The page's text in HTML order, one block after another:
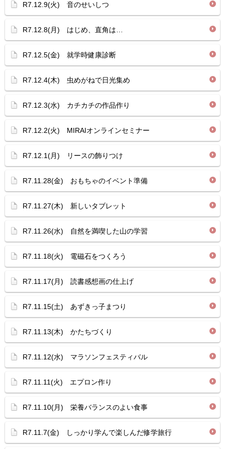
R7.12.9(火) 音のせいしつ
R7.12.8(月) はじめ、直角は…
R7.12.5(金) 就学時健康診断
R7.12.4(木) 虫めがねで日光集め
R7.12.3(水) カチカチの作品作り
R7.12.2(火) MIRAIオンラインセミナー
R7.12.1(月) リースの飾りつけ
R7.11.28(金) おもちゃのイベント準備
R7.11.27(木) 新しいタブレット
R7.11.26(水) 自然を満喫した山の学習
R7.11.18(火) 電磁石をつくろう
R7.11.17(月) 読書感想画の仕上げ
R7.11.15(土) あずきっ子まつり
R7.11.13(木) かたちづくり
R7.11.12(水) マラソンフェスティバル
R7.11.11(火) エプロン作り
R7.11.10(月) 栄養バランスのよい食事
R7.11.7(金) しっかり学んで楽しんだ修学旅行